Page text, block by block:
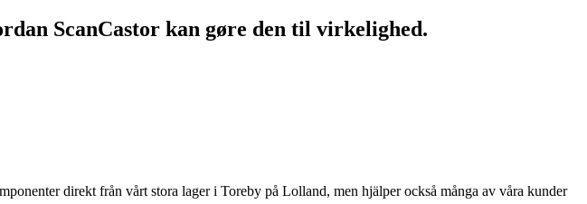
ScanCastor kan gøre den til virkelighed.
direkt från vårt stora lager i Toreby på Lolland, men hjälper också många av våra kunder